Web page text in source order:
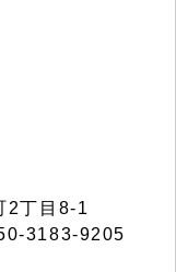
2丁目 8-1
3183-9205